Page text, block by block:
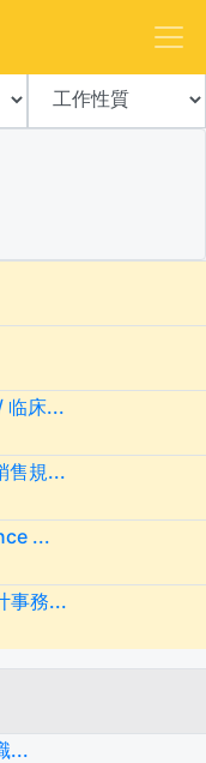
临床...
售規...
...
事務...
...